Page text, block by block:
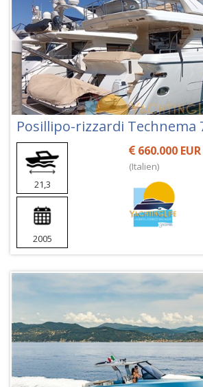
Posillipo-rizzardi Technema
21,3
2005
660.000 EUR
(Italien)